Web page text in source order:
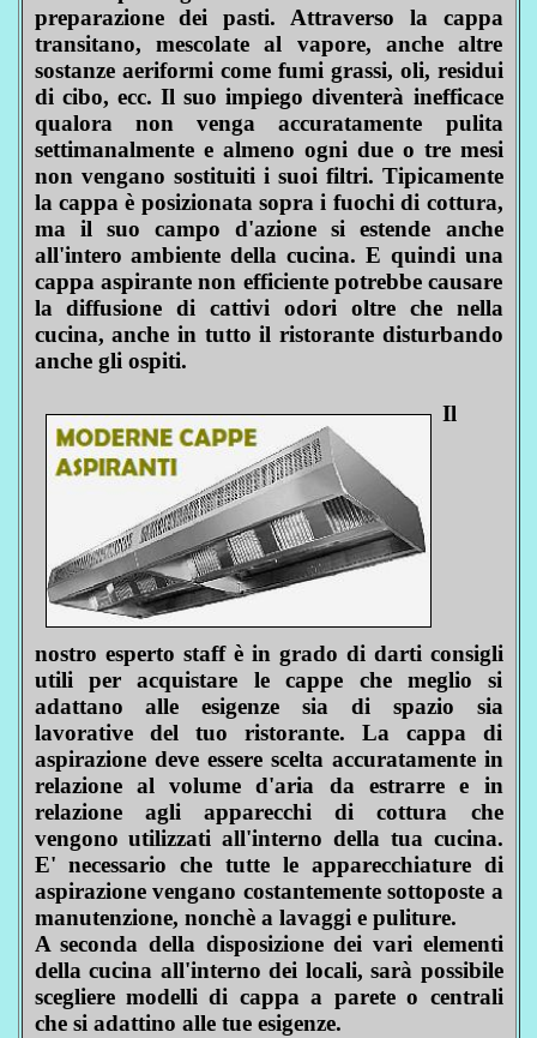
preparazione dei pasti. Attraverso la cappa
transitano, mescolate al vapore, anche altre
sostanze aeriformi come fumi grassi, oli, residui
di cibo, ecc. Il suo impiego diventerà inefficace
qualora non venga accuratamente pulita
settimanalmente e almeno ogni due o tre mesi
non vengano sostituiti i suoi filtri. Tipicamente
la cappa è posizionata sopra i fuochi di cottura,
ma il suo campo d'azione si estende anche
all'intero ambiente della cucina. E quindi una
cappa aspirante non efficiente potrebbe causare
la diffusione di cattivi odori oltre che nella
cucina, anche in tutto il ristorante disturbando
anche gli ospiti.
Il
nostro esperto staff è in grado di darti consigli
utili per acquistare le cappe che meglio si
adattano alle esigenze sia di spazio sia
lavorative del tuo ristorante. La cappa di
aspirazione deve essere scelta accuratamente in
relazione al volume d'aria da estrarre e in
relazione agli apparecchi di cottura che
vengono utilizzati all'interno della tua cucina.
E' necessario che tutte le apparecchiature di
aspirazione vengano costantemente sottoposte a
manutenzione, nonchè a lavaggi e puliture.
A seconda della disposizione dei vari elementi
della cucina all'interno dei locali, sarà possibile
scegliere modelli di cappa a parete o centrali
che si adattino alle tue esigenze.